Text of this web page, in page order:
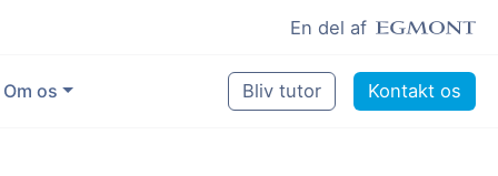
En del af
Om os Bliv tutor Kontakt os